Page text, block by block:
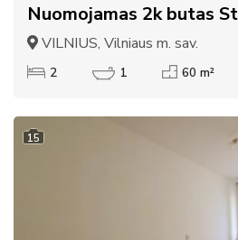
Nuomojamas 2k butas
VILNIUS, Vilniaus m. sav.
2 1 60 m²
15